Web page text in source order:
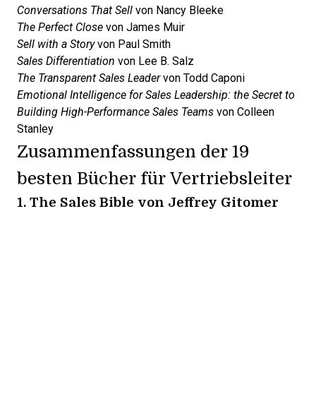
Conversations That Sell von Nancy Bleeke
The Perfect Close von James Muir
Sell with a Storyvon Paul Smith
Sales Differentiation von Lee B. Salz
The Transparent Sales Leadervon Todd Caponi
Emotional Intelligence for Sales Leadership: the Secret to
Building High-Performance Sales Teams von Colleen
Stanley
Zusammenfassungen der 19
besten Bücher für Vertriebsleiter
1.The Sales Bible von Jeffrey Gitomer